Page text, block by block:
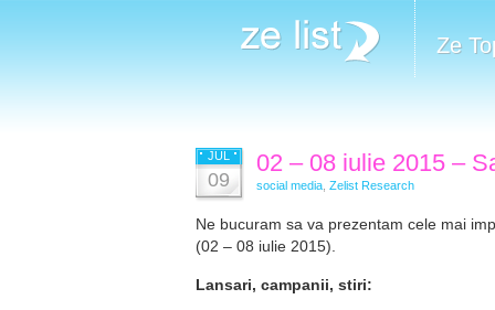
Ze
JUL
09
02 – 08 iulie 2015 –
social media Zelist Research
Ne bucuram sa va prezentam cele mai
(02 – 08 iulie 2015).
Lansari, campanii, stiri: